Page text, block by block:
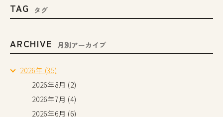
TAG タグ
ARCHIVE 月別アーカイブ
2026年 (35)
2026年8月 (2)
2026年7月 (4)
2026年6月 (6)